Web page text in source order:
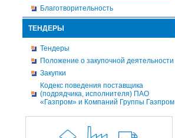
Благотворительность
ТЕНДЕРЫ
Тендеры
Положение о закупочной деятельности
Закупки
Кодекс поведения поставщика
(подрядчика, исполнителя) ПАО
«Газпром» и Компаний Группы Газпром